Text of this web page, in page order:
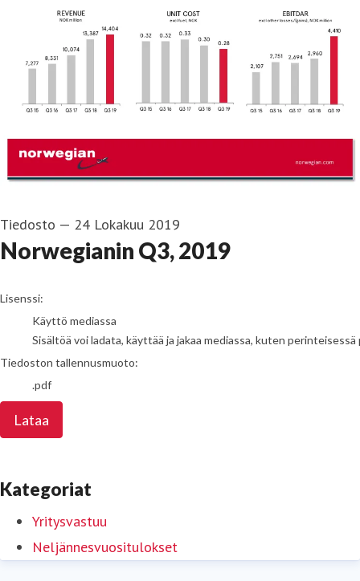
Tiedosto — 24 Lokakuu 2019
Norwegianin Q3, 2019
go to media item
Lisenssi:
Käyttö mediassa
Sisältöä voi ladata, käyttää ja jakaa mediassa, kuten
Tiedoston tallennusmuoto:
.pdf
Lataa
Kategoriat
Yritysvastuu
Neljännesvuositulokset